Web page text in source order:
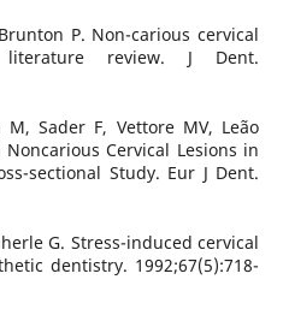
P. Non-carious cervical
review. J Dent.
Sader F, Vettore MV, Leão
Cervical Lesions in
sectional Study. Eur J Dent.
G. Stress-induced cervical
dentistry. 1992;67(5):718-